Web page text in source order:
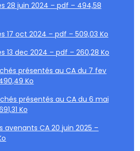
28 juin 2024 – pdf – 494,58
17 oct 2024 – pdf – 509,03 Ko
13 dec 2024 – pdf – 260,28 Ko
présentés au CA du 7 fev
Ko
présentés au CA du 6 mai
Ko
avenants CA 20 juin 2025 –